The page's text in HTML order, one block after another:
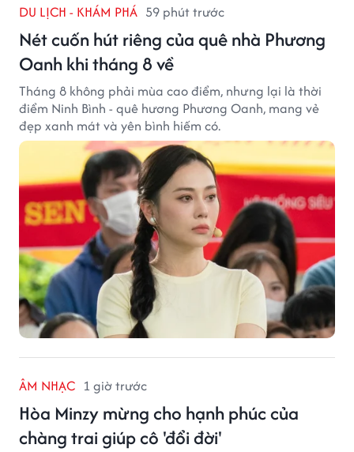
DU LỊCH - KHÁM PHÁ 59 phút trước
Nét cuốn hút riêng của quê nhà Phương
Oanh khi tháng 8 về
Tháng 8 không phải mùa cao điểm, nhưng lại là thời
điểm Ninh Bình - quê hương Phương Oanh, mang vẻ
đẹp xanh mát và yên bình hiếm có.
ÂM NHẠC 1 giờ trước
Hòa Minzy mừng cho hạnh phúc của
chàng trai giúp cô 'đổi đời'